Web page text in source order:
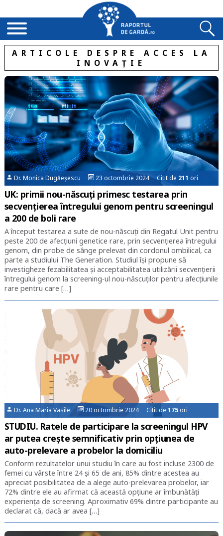
ARTICOLE DESPRE ACCES LA
INOVAȚIE
Dr. Monica Dugăeșescu 23 octombrie 2024 Citit de 211 ori
UK: primii nou-născuți primesc testarea prin
secvențierea întregului genom pentru screeningul
a 200 de boli rare
A început testarea a sute de nou-născuţi din Regatul Unit pentru
peste 200 de afecţiuni genetice rare, prin secvenţierea întregului
genom, din probe de sânge prelevat din cordonul ombilical, ca
parte a studiului The Generation. Studiul își propune să
investigheze fezabilitatea și acceptabilitatea utilizării secvențierii
întregului genom la screening-ul nou-născuților pentru afecțiunile
rare pentru care […]
Dr. Ana Maria Vasile 20 octombrie 2024 Citit de175 ori
STUDIU. Ratele de participare la screeningul HPV
ar putea crește semnificativ prin opțiunea de
auto-prelevare a probelor la domiciliu
Conform rezultatelor unui studiu în care au fost incluse 2300 de
femei cu vârste între 24 și 65 de ani, 85% dintre acestea au
apreciat posibilitatea de a alege auto-prelevarea probelor, iar
72% dintre ele au afirmat că această opțiune ar îmbunătăți
experiența de screening. Aproximativ 69% dintre participante au
declarat că, dacă ar avea […]